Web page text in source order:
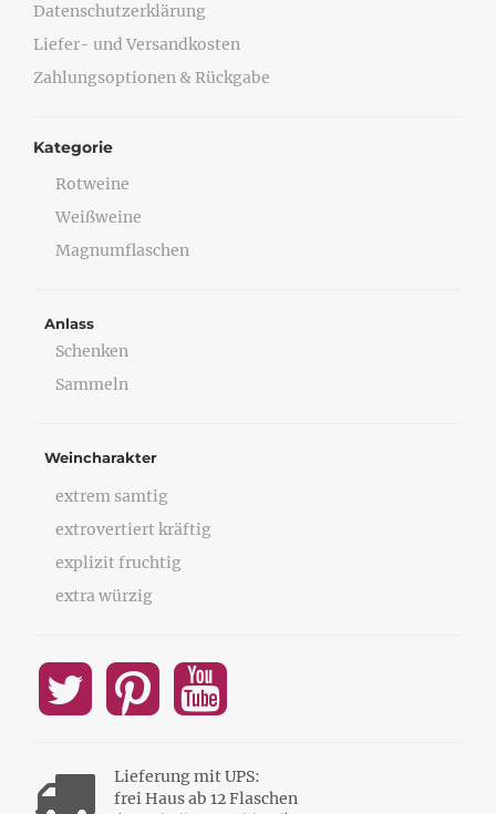
Datenschutzerklärung
Liefer- und Versandkosten
Zahlungsoptionen & Rückgabe
Kategorie
Rotweine
Weißweine
Magnumflaschen
Anlass
Schenken
Sammeln
Weincharakter
extrem samtig
extrovertiert kräftig
explizit fruchtig
extra würzig
Lieferung mit UPS:
frei Haus ab 12 Flaschen